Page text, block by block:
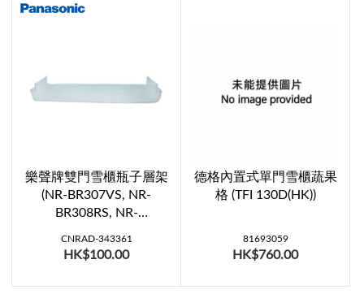
樂聲牌雙門雪櫃瓶子層架
(NR-BR307VS, NR-
BR308RS, NR-
NR-BU343)
CNRAD-343361
HK$100.00
德格內置式單門雪櫃蔬果
格 (TFI 130D(HK))
81693059
HK$760.00